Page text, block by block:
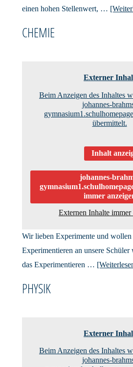
einen hohen Stellenwert, …
CHEMIE
Externer
Beim Anzeigen des Inhaltes
johannes-
übermittelt.
Inhalt
johannes-
immer
Externen Inhalte immer
Wir lieben Experimente und wollen
Experimentieren an unsere
das Experimentieren …
PHYSIK
Externer
Beim Anzeigen des Inhaltes
johannes-